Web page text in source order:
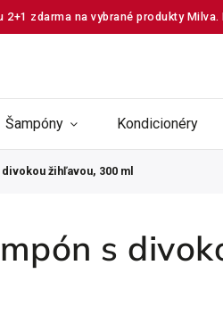
2+1 zdarma na vybrané produkty
Šampóny Kondicionéry
žihľavou, 300 ml
s